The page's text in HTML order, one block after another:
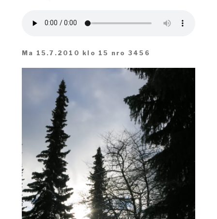
Ma 15.7.2010 klo 15 nro 3456